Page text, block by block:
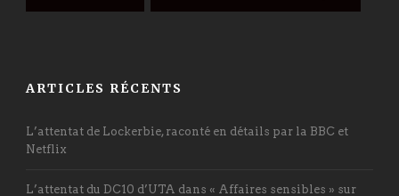
ARTICLES RÉCENTS
L’attentat de Lockerbie, raconté en détails par la BBC et
Netflix
L’attentat du DC10 d’UTA dans « Affaires sensibles » sur